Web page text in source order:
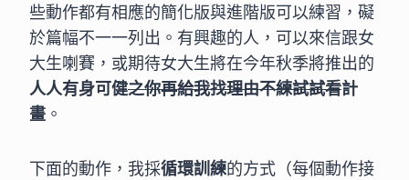
些動作都有相應的簡化版與進階版可以練習，礙
於篇幅不一一列出。有興趣的人，可以來信跟女
大生喇賽，或期待女大生將在今年秋季將推出的
人人有身可健之你再給我找理由不練試試看計
畫 。
下面的動作，我採循環訓練的方式（每個動作接